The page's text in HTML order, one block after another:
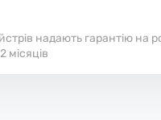
надають гарантію на
місяців